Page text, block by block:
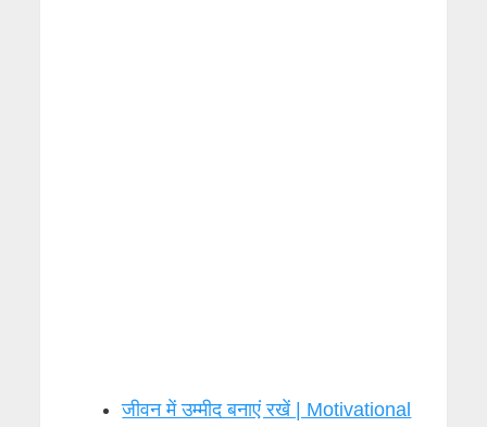
जीवन में उम्मीद बनाएं रखें | Motivational